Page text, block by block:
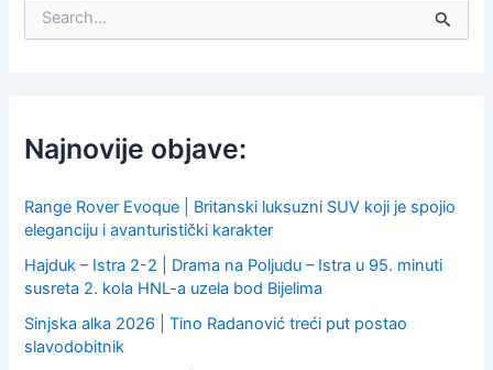
f
o
:
Najnovije objave:
Range Rover Evoque | Britanski luksuzni SUV koji je spojio
eleganciju i avanturistički karakter
Hajduk – Istra 2-2 | Drama na Poljudu – Istra u 95. minuti
susreta 2. kola HNL-a uzela bod Bijelima
Sinjska alka 2026 | Tino Radanović treći put postao
slavodobitnik